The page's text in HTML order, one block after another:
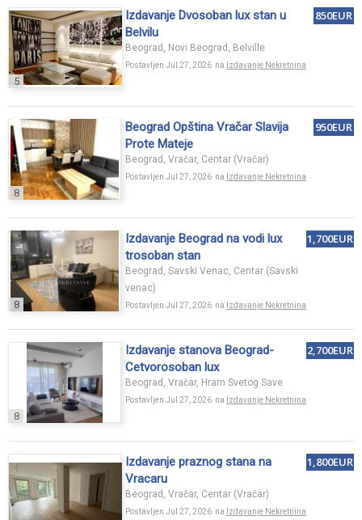
5
Izdavanje Dvosoban lux stan u
Belvilu
Beograd, Novi Beograd, Belville
Postavljen Jul 27, 2026 na Izdavanje Nekretnina
850EUR
8
Beograd Opština Vračar Slavija
Prote Mateje
Beograd, Vračar, Centar (Vračar)
Postavljen Jul 27, 2026 na Izdavanje Nekretnina
950EUR
8
Izdavanje Beograd na vodi lux
trosoban stan
Beograd, Savski Venac, Centar (Savski
venac)
Postavljen Jul 27, 2026 na Izdavanje Nekretnina
1,700EUR
8
Izdavanje stanova Beograd-
Cetvorosoban lux
stan,garaza,novogradnja
Beograd, Vračar, Hram Svetog Save
Postavljen Jul 27, 2026 na Izdavanje Nekretnina
2,700EUR
Izdavanje praznog stana na
Vracaru
Beograd, Vračar, Centar (Vračar)
Postavljen Jul 27, 2026 na Izdavanje Nekretnina
1,800EUR